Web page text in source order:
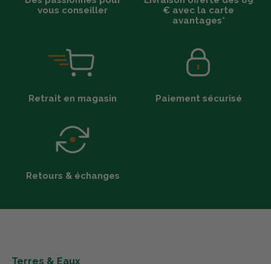
vous conseiller
€ avec la carte
avantages*
Retrait en magasin Paiement sécurisé
Retours & échanges
Terres & Eaux